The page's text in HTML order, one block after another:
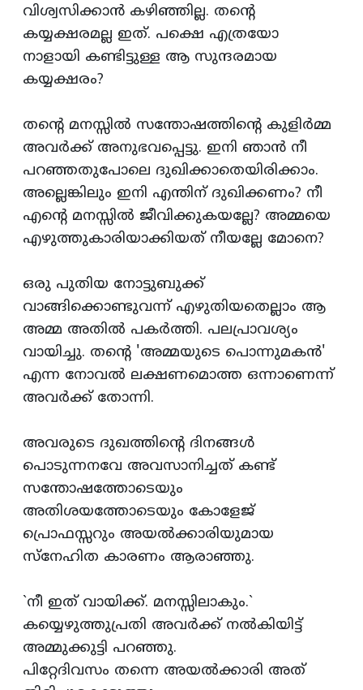
വിശ്വസിക്കാന്‍ കഴിഞ്ഞില്ല. തന്‍റെ
കയ്യക്ഷരമല്ല ഇത്‌. പക്ഷെ എത്രയോ
നാളായി കണ്ടിട്ടുള്ള ആ സുന്ദരമായ
കയ്യക്ഷരം?
തന്‍റെ മനസ്സില്‍ സന്തോഷത്തിന്റെ കുളിര്‍മ്മ
അവര്‍ക്ക്‌ അനുഭവപ്പെട്ടു. ഇനി ഞാന്‍ നീ
പറഞ്ഞതുപോലെ ദുഖിക്കാതെയിരിക്കാം.
അല്ലെങ്കിലും ഇനി എന്തിന്‌ ദുഖിക്കണം? നീ
എന്‍റെ മനസ്സില്‍ ജീവിക്കുകയല്ലേ? അമ്മയെ
എഴുത്തുകാരിയാക്കിയത്‌ നീയല്ലേ മോനെ?
ഒരു പുതിയ നോട്ടുബുക്ക്‌
വാങ്ങിക്കൊണ്ടുവന്ന്‌ എഴുതിയതെല്ലാം ആ
അമ്മ അതില്‍ പകര്‍ത്തി. പലപ്രാവശ്യം
വായിച്ചു. തന്‍റെ 'അമ്മയുടെ പൊന്നുമകന്‍'
എന്ന നോവല്‍ ലക്ഷണമൊത്ത ഒന്നാണെന്ന്‌
അവര്‍ക്ക്‌ തോന്നി.
അവരുടെ ദുഖത്തിന്‍റെ ദിനങ്ങള്‍
പൊടുന്നനവേ അവസാനിച്ചത്‌ കണ്ട്‌
സന്തോഷത്തോടെയും
അതിശയത്തോടെയും കോളേജ്‌
പ്രൊഫസ്സറും അയല്‍ക്കാരിയുമായ
സ്‌നേഹിത കാരണം ആരാഞ്ഞു.
`നീ ഇത്‌ വായിക്ക്‌. മനസ്സിലാകും.`
കയ്യെഴുത്തുപ്രതി അവര്‍ക്ക്‌ നല്‍കിയിട്ട്‌
അമ്മുക്കുട്ടി പറഞ്ഞു.
പിറ്റേദിവസം തന്നെ അയല്‍ക്കാരി അത്‌